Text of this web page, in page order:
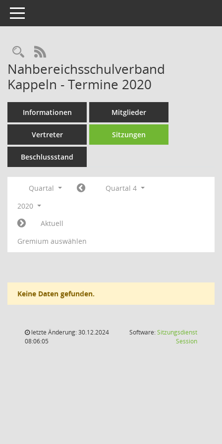
Toggle navigation
Rechercheauswahl
RSS-Feed
Nahbereichsschulverband
Kappeln - Termine 2020
Informationen Mitglieder
Vertreter Sitzungen
Beschlussstand
Quartal
Quartal 4
2020
Aktuell
Gremium auswählen
Keine Daten gefunden.
letzte Änderung: 30.12.2024
08:06:05
Software:Sitzungsdienst
Session(Wird in